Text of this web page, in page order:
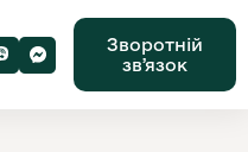
Зворотній
звʼязок